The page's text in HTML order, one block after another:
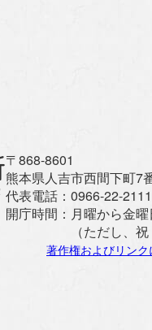
〒868-8601
熊本県人吉市西間下町7
代表電話： 0966-22-2111
開庁時間： 月曜から金
（ただし、
著作権およびリンク